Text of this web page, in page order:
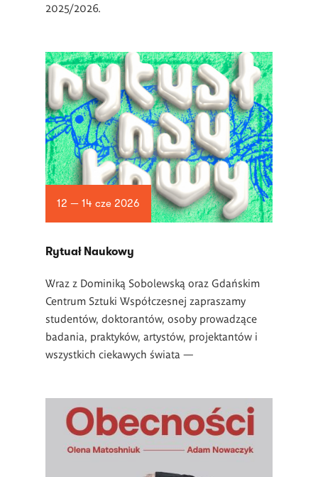
2025/2026.
12 — 14 cze 2026
Rytuał Naukowy
Wraz z Dominiką Sobolewską oraz Gdańskim
Centrum Sztuki Współczesnej zapraszamy
studentów, doktorantów, osoby prowadzące
badania, praktyków, artystów, projektantów i
wszystkich ciekawych świata —